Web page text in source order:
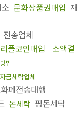
문화상품권매입 재
송업체
리플코인매입
소액결
법
자금세탁업체
폐전송대행
돈세탁 핑돈세탁